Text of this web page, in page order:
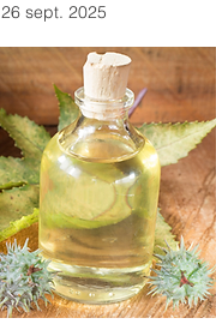
26 sept. 2025